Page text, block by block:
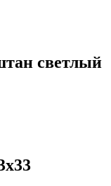
светлый